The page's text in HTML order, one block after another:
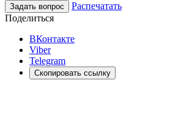
Задать вопрос
Распечатать
Поделиться
ВКонтакте
Viber
Telegram
Скопировать ссылку